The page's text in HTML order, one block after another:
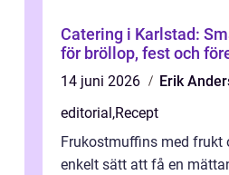
Catering i Karlstad:
för bröllop, fest och
14 juni 2026
Erik
editorial,Recept
Frukostmuffins med frukt
enkelt sätt att få en